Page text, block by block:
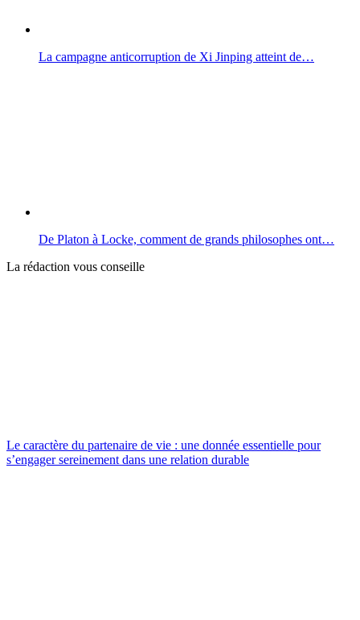
La campagne anticorruption de Xi Jinping atteint de…
De Platon à Locke, comment de grands philosophes ont…
La rédaction vous conseille
Le caractère du partenaire de vie : une donnée essentielle pour
s’engager sereinement dans une relation durable